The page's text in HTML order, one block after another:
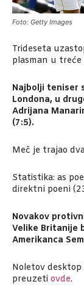
Foto: Getty Images
Trideseta
plasman u treće
Najbolji teniser
Londona, u
Adrijana
(7:5).
Meč je trajao
Statistika: as
direktni poeni
Novakov
Velike Britanije
Amerikanca
Noletov desktop
preuzeti ovde.